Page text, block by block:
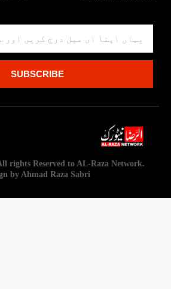
SUBSCRIBE
rights Reserved to AL-Raza Network.
by Ahmad Raza Sabri